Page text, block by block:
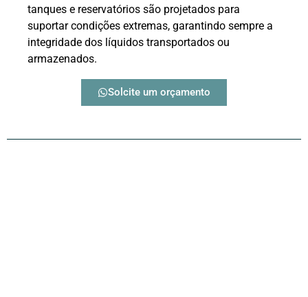
tanques e reservatórios são projetados para
suportar condições extremas, garantindo sempre a
integridade dos líquidos transportados ou
armazenados.
Solcite um orçamento